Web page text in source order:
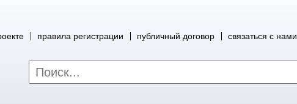
правила регистрации публичный договор связаться с нами